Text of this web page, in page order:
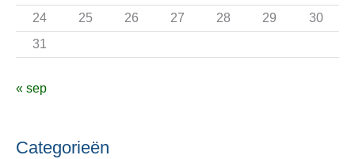
24
25 26 27 28 29
30
31
« sep
Categorieën